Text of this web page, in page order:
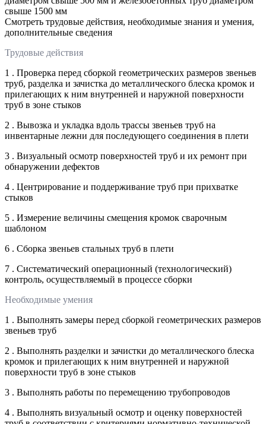
свыше 1500 мм
Смотреть трудовые действия, необходимые знания и умения,
дополнительные сведения
Трудовые действия
1 . Проверка перед сборкой геометрических размеров звеньев
труб, разделка и зачистка до металлического блеска кромок и
прилегающих к ним внутренней и наружной поверхности
труб в зоне стыков
2 . Вывозка и укладка вдоль трассы звеньев труб на
инвентарные лежни для последующего соединения в плети
3 . Визуальный осмотр поверхностей труб и их ремонт при
обнаружении дефектов
4 . Центрирование и поддерживание труб при прихватке
стыков
5 . Измерение величины смещения кромок сварочным
шаблоном
6 . Сборка звеньев стальных труб в плети
7 . Систематический операционный (технологический)
контроль, осуществляемый в процессе сборки
Необходимые умения
1 . Выполнять замеры перед сборкой геометрических размеров
звеньев труб
2 . Выполнять разделки и зачистки до металлического блеска
кромок и прилегающих к ним внутренней и наружной
поверхности труб в зоне стыков
3 . Выполнять работы по перемещению трубопроводов
4 . Выполнять визуальный осмотр и оценку поверхностей